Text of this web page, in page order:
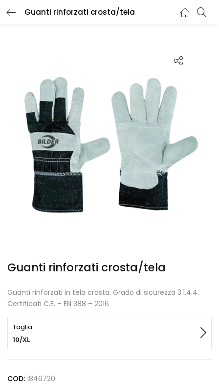
Guanti rinforzati crosta/tela
Guanti rinforzati crosta/tela
Guanti rinforzati in tela crosta. Grado di sicurezza 3.1.4.4.
Certificati C.E. – EN 388 – 2016
Taglia
10/XL
COD: 1846720